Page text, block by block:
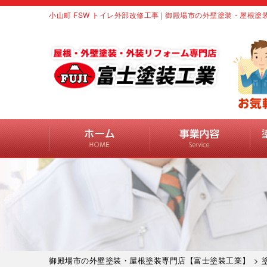
小山町 FSW トイレ外部改修工事 | 御殿場市の外壁塗装・屋根塗
御殿場市の外壁塗装・屋根塗装専門店【富士塗装工業】 >